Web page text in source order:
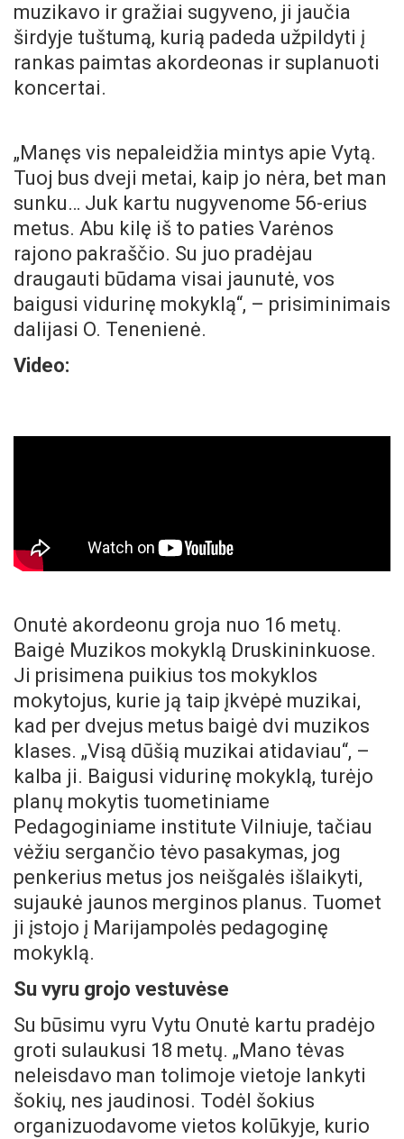
muzikavo ir gražiai sugyveno, ji jaučia
širdyje tuštumą, kurią padeda užpildyti į
rankas paimtas akordeonas ir suplanuoti
koncertai.
„Manęs vis nepaleidžia mintys apie Vytą.
Tuoj bus dveji metai, kaip jo nėra, bet man
sunku… Juk kartu nugyvenome 56-erius
metus. Abu kilę iš to paties Varėnos
rajono pakraščio. Su juo pradėjau
draugauti būdama visai jaunutė, vos
baigusi vidurinę mokyklą“, – prisiminimais
dalijasi O. Tenenienė.
Video:
Onutė akordeonu groja nuo 16 metų.
Baigė Muzikos mokyklą Druskininkuose.
Ji prisimena puikius tos mokyklos
mokytojus, kurie ją taip įkvėpė muzikai,
kad per dvejus metus baigė dvi muzikos
klases. „Visą dūšią muzikai atidaviau“, –
kalba ji. Baigusi vidurinę mokyklą, turėjo
planų mokytis tuometiniame
Pedagoginiame institute Vilniuje, tačiau
vėžiu sergančio tėvo pasakymas, jog
penkerius metus jos neišgalės išlaikyti,
sujaukė jaunos merginos planus. Tuomet
ji įstojo į Marijampolės pedagoginę
mokyklą.
Su vyru grojo vestuvėse
Su būsimu vyru Vytu Onutė kartu pradėjo
groti sulaukusi 18 metų. „Mano tėvas
neleisdavo man tolimoje vietoje lankyti
šokių, nes jaudinosi. Todėl šokius
organizuodavome vietos kolūkyje, kurio